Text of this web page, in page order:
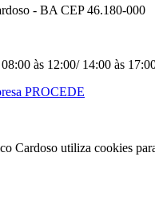
- BA CEP 46.180-000
às 12:00/ 14:00 às
Cardoso utiliza cookies